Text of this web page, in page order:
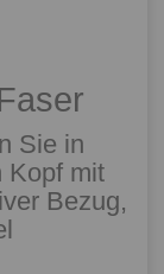
Sie in
Kopf mit
Bezug,